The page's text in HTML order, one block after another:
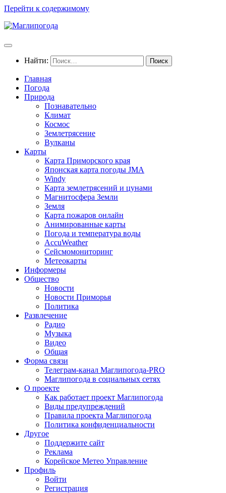
Перейти к содержимому
Найти:
Главная
Погода
Природа
Познавательно
Климат
Космос
Землетрясение
Вулканы
Карты
Карта Приморского края
Японская карта погоды JMA
Windy
Карта землетрясений и цунами
Магнитосфера Земли
Земля
Карта пожаров онлайн
Анимированные карты
Погода и температура воды
AccuWeather
Сейсмомониторинг
Метеокарты
Информеры
Общество
Новости
Новости Приморья
Политика
Развлечение
Радио
Музыка
Видео
Общая
Форма связи
Телеграм-канал Маглипогода-PRO
Маглипогода в социальных сетях
О проекте
Как работает проект Маглипогода
Виды предупреждений
Правила проекта Маглипогода
Политика конфиденциальности
Другое
Поддержите сайт
Реклама
Корейское Метео Управление
Профиль
Войти
Регистрация